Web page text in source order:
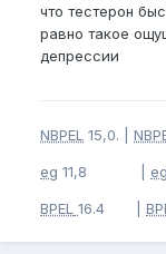
что тестерон
равно такое
депрессии
NBPEL 15,0. |
eg 11,8 | eg
BPEL 16.4 |